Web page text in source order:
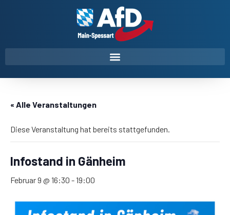
« Alle Veranstaltungen
Diese Veranstaltung hat bereits stattgefunden.
Infostand in Gänheim
Februar 9 @ 16:30 -19:00